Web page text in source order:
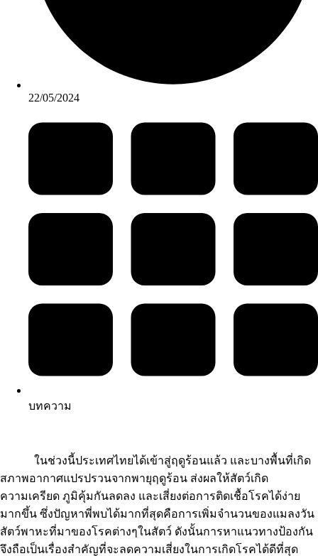
22/05/2024
บทความ
ในช่วงนี้ประเทศไทยได้เข้าสู่ฤดูร้อนแล้ว และบางพื้นที่เกิด
สภาพอากาศแปรปรวนจากพายุฤดูร้อน ส่งผลให้สัตว์เกิด
ความเครียด ภูมิคุ้มกันลดลง และเสี่ยงต่อการติดเชื้อโรคได้ง่าย
มากขึ้น ซึ่งปัญหาพี่พบได้มากที่สุดคือการเพิ่มจำนวนของแมลงวัน
สัตว์พาหะที่มาของโรคต่างๆในสัตว์ ดังนั้นการหาแนวทางป้องกัน
จึงถือเป็นเรื่องสำคัญที่จะลดความเสี่ยงในการเกิดโรคได้ดีที่สุด